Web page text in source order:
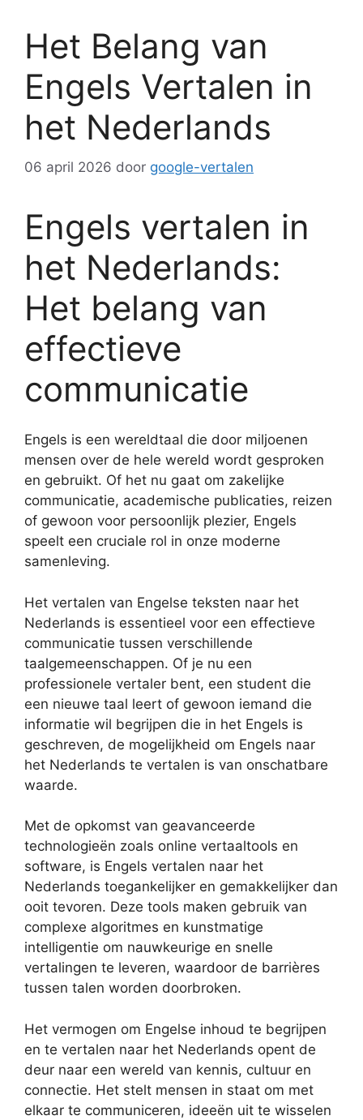
Het Belang van
Engels Vertalen in
het Nederlands
06 april 2026 door google-vertalen
Engels vertalen in
het Nederlands:
Het belang van
effectieve
communicatie
Engels is een wereldtaal die door miljoenen
mensen over de hele wereld wordt gesproken
en gebruikt. Of het nu gaat om zakelijke
communicatie, academische publicaties, reizen
of gewoon voor persoonlijk plezier, Engels
speelt een cruciale rol in onze moderne
samenleving.
Het vertalen van Engelse teksten naar het
Nederlands is essentieel voor een effectieve
communicatie tussen verschillende
taalgemeenschappen. Of je nu een
professionele vertaler bent, een student die
een nieuwe taal leert of gewoon iemand die
informatie wil begrijpen die in het Engels is
geschreven, de mogelijkheid om Engels naar
het Nederlands te vertalen is van onschatbare
waarde.
Met de opkomst van geavanceerde
technologieën zoals online vertaaltools en
software, is Engels vertalen naar het
Nederlands toegankelijker en gemakkelijker dan
ooit tevoren. Deze tools maken gebruik van
complexe algoritmes en kunstmatige
intelligentie om nauwkeurige en snelle
vertalingen te leveren, waardoor de barrières
tussen talen worden doorbroken.
Het vermogen om Engelse inhoud te begrijpen
en te vertalen naar het Nederlands opent de
deur naar een wereld van kennis, cultuur en
connectie. Het stelt mensen in staat om met
elkaar te communiceren, ideeën uit te wisselen